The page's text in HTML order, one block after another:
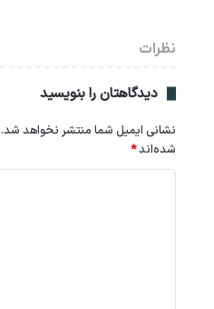
نظرات
دیدگاهتان را بنویسید
نشانی ایمیل شما منتشر نخواهد شد.
شده‌اند*